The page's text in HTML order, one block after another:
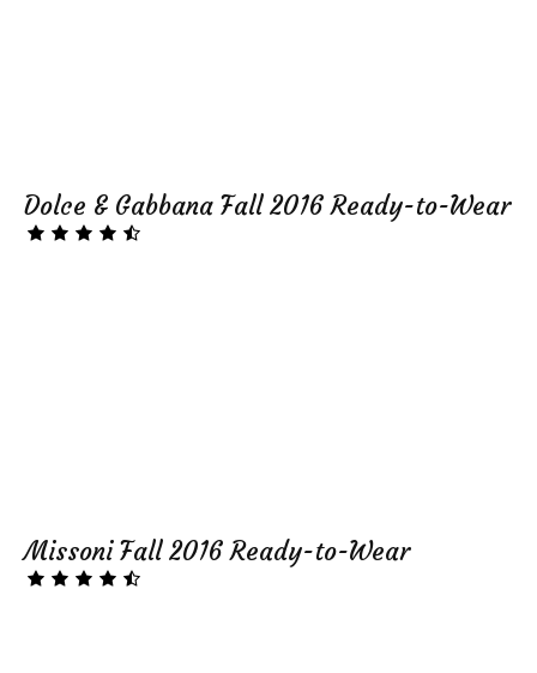
Dolce & Gabbana Fall 2016 Ready-to-Wear
Missoni Fall 2016 Ready-to-Wear